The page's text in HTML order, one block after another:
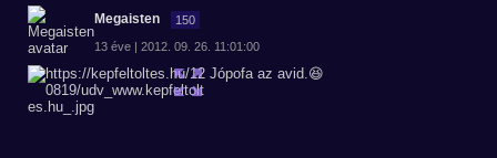
Megaisten 150
13 éve | 2012. 09. 26. 11:01:00
Jópofa az avid.😆